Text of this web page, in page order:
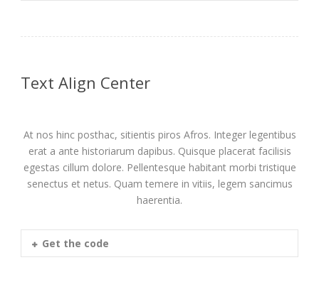
Text Align Center
At nos hinc posthac, sitientis piros Afros. Integer legentibus
erat a ante historiarum dapibus. Quisque placerat facilisis
egestas cillum dolore. Pellentesque habitant morbi tristique
senectus et netus. Quam temere in vitiis, legem sancimus
haerentia.
Get the code